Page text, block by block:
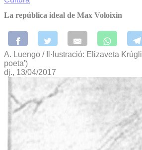
La república ideal de Max Voloixin
A. Luengo / Il·lustració: Elizaveta
poeta')
dj., 13/04/2017